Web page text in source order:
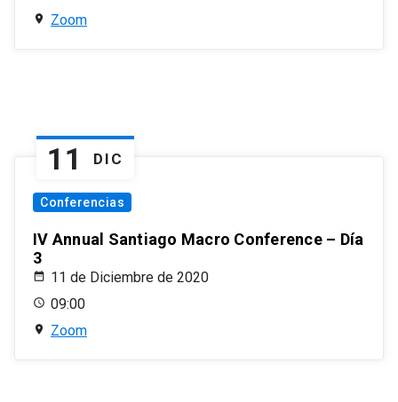
Zoom
11 DIC
Conferencias
IV Annual Santiago Macro Conference – Día
3
11 de Diciembre de 2020
09:00
Zoom